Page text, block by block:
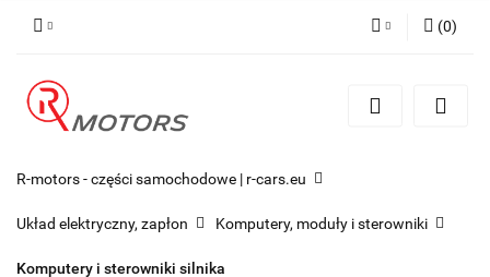
Zarejestruj się
(0)
R-motors - części samochodowe | r-cars.eu
Układ elektryczny, zapłon Komputery, moduły i sterowniki
Komputery i sterowniki silnika